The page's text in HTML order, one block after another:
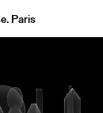
Paris